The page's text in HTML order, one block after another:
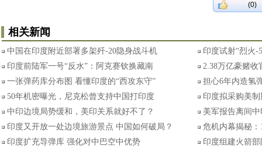
(0)
相关新闻
中国在印度附近部署多架歼-20隐身战斗机
印度试射“烈火-
印度前陆军一号“反水”：阿克赛钦换藏南
2.38万亿豪赌收
一张弹药库分布图 看懂印度的“西攻东守”
担心6年内造氢
50年机密曝光，尼克松曾支持中国打印度
印度拟采购美
中印边境局势缓和，美印关系就好不了？
美军报告离间
印度又开放一处边境旅游景点 中国如何破局？
危机内幕揭秘
印度扩充导弹库 强化对中巴空中优势
印度组建火箭